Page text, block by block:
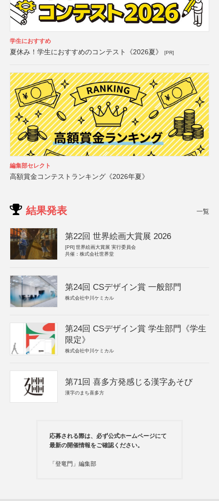
学生におすすめ
夏休み！学生におすすめのコンテスト《2026夏》 [PR]
編集部セレクト
高額賞金コンテストランキング《2026年夏》
結果発表 一覧
第22回 世界絵画大賞展 2026
[PR] 世界絵画大賞展 実行委員会
共催：株式会社世界堂
第24回 CSデザイン賞 一般部門
株式会社中川ケミカル
第24回 CSデザイン賞 学生部門《学生
限定》
株式会社中川ケミカル
第71回 喜多方発感じる漢字あそび
漢字のまち喜多方
応募される際は、必ず公式ホームページにて
最新の開催情報をご確認ください。
「登竜門」編集部